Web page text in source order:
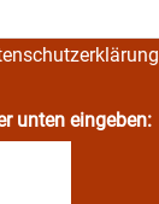
unten eingeben: